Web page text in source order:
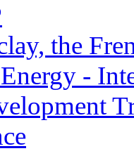
the
-